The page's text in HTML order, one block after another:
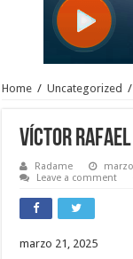
Home / Uncategorized /
Víctor Rafael
Radame
Leave a comment
marzo 21, 2025